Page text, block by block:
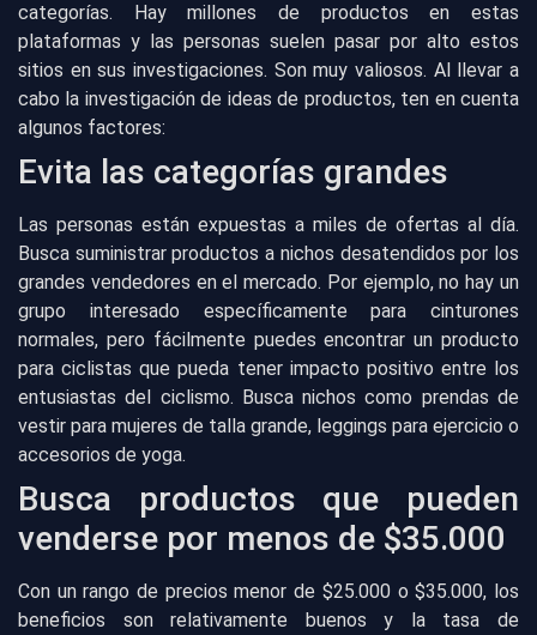
categorías. Hay millones de productos en estas
plataformas y las personas suelen pasar por alto estos
sitios en sus investigaciones. Son muy valiosos. Al llevar a
cabo la investigación de ideas de productos, ten en cuenta
algunos factores:
Evita las categorías grandes
Las personas están expuestas a miles de ofertas al día.
Busca suministrar productos a nichos desatendidos por los
grandes vendedores en el mercado. Por ejemplo, no hay un
grupo interesado específicamente para cinturones
normales, pero fácilmente puedes encontrar un producto
para ciclistas que pueda tener impacto positivo entre los
entusiastas del ciclismo. Busca nichos como prendas de
vestir para mujeres de talla grande, leggings para ejercicio o
accesorios de yoga.
Busca productos que pueden
venderse por menos de $35.000
Con un rango de precios menor de $25.000 o $35.000, los
beneficios son relativamente buenos y la tasa de